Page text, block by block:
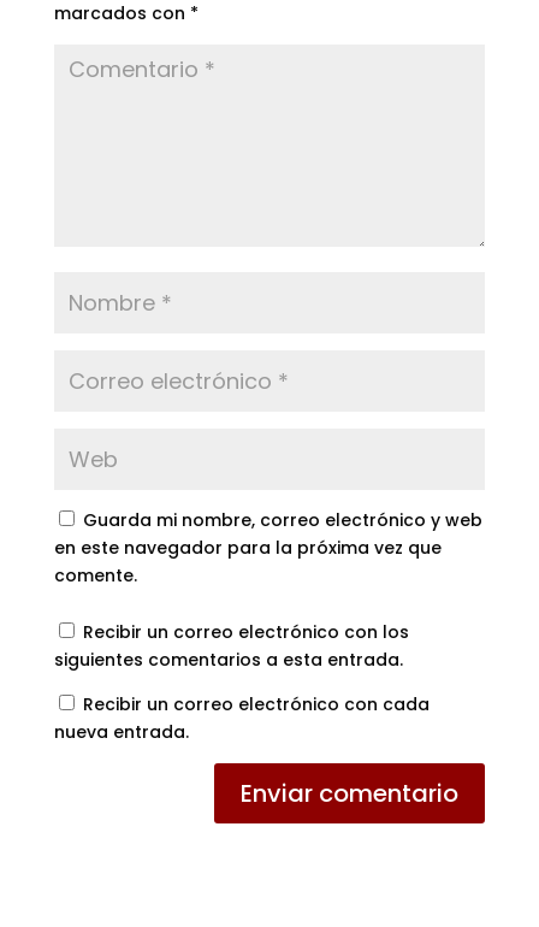
marcados con *
Guarda mi nombre, correo electrónico y web
en este navegador para la próxima vez que
comente.
Recibir un correo electrónico con los
siguientes comentarios a esta entrada.
Recibir un correo electrónico con cada
nueva entrada.